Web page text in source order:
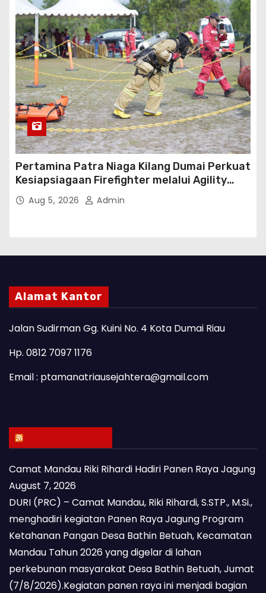
Pertamina Patra Niaga Kilang Dumai Perkuat
Kesiapsiagaan Firefighter melalui Agility
TestAug 5, 2026 Admin
Alamat Kantor
Jalan Sudirman Gg. Kuini No. 4 Kota Dumai Riau
Hp. 0812 7097 1176
Email : ptamanatriausejahtera@gmail.com
Camat Mandau Riki Rihardi Hadiri Panen Raya Jagung
August 7, 2026
DURI (PRC) – Camat Mandau, Riki Rihardi, S.STP., M.Si.,
menghadiri kegiatan Panen Raya Jagung Program
Ketahanan Pangan Desa Bathin Betuah, Kecamatan
Mandau Tahun 2026 yang digelar di lahan
perkebunan masyarakat Desa Bathin Betuah, Jumat
(7/8/2026).Kegiatan panen raya ini menjadi bagian